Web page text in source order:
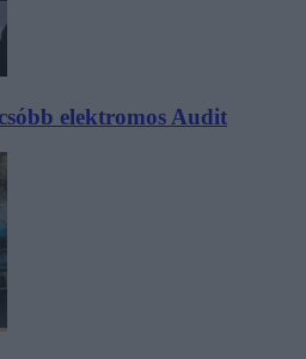
elektromos Audit